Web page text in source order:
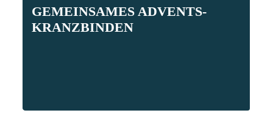
GEMEINSAMES ADVENTS-
KRANZBINDEN